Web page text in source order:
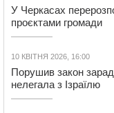
У Черкасах
проєктами громади
10 КВІТНЯ 2026, 16:00
Порушив закон
нелегала з Ізраїлю